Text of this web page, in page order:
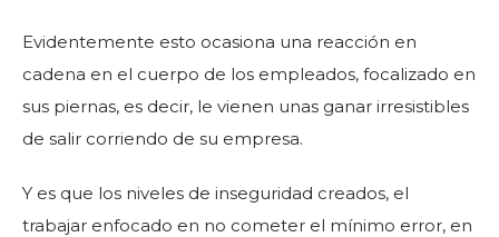
Evidentemente esto ocasiona una reacción en
cadena en el cuerpo de los empleados, focalizado en
sus piernas, es decir, le vienen unas ganar irresistibles
de salir corriendo de su empresa.
Y es que los niveles de inseguridad creados, el
trabajar enfocado en no cometer el mínimo error, en